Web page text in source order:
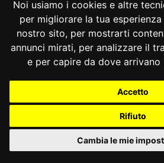
Noi usiamo i cookies e altre
per migliorare la tua
nostro sito, per mostrarti
annunci mirati, per analizzare il
e per capire da dove
Accetto
Rifiuto
Cambia le mie
l’inquadramento nei ruoli del
regionale del personale
sensi della legge 9 ottobre
del personale sanitario che,
carico all’amministrazione
rapporto di lavoro non
inquadramento è
censurata per un numero di
contrattualizzate
disciplinato dalla citata legge n.